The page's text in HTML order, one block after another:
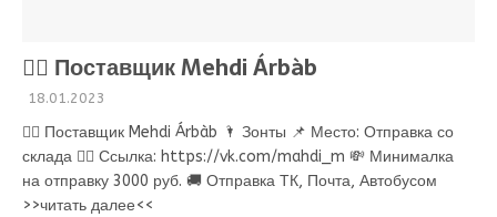
💁‍♂ Поставщик Mehdi Árbàb
18.01.2023
💁‍♂ Поставщик Mehdi Árbàb 🌂 Зонты 📌 Место: Отправка со
склада 👉🏻 Ссылка: https://vk.com/mahdi_m 💸 Минималка
на отправку 3000 руб. 🚚 Отправка ТК, Почта, Автобусом
>>читать далее<<